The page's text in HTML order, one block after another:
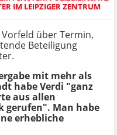
IM LEIPZIGER ZENTRUM
über Termin,
Beteiligung
mit mehr als
habe Verdi "ganz
aus allen
gerufen". Man habe
erhebliche